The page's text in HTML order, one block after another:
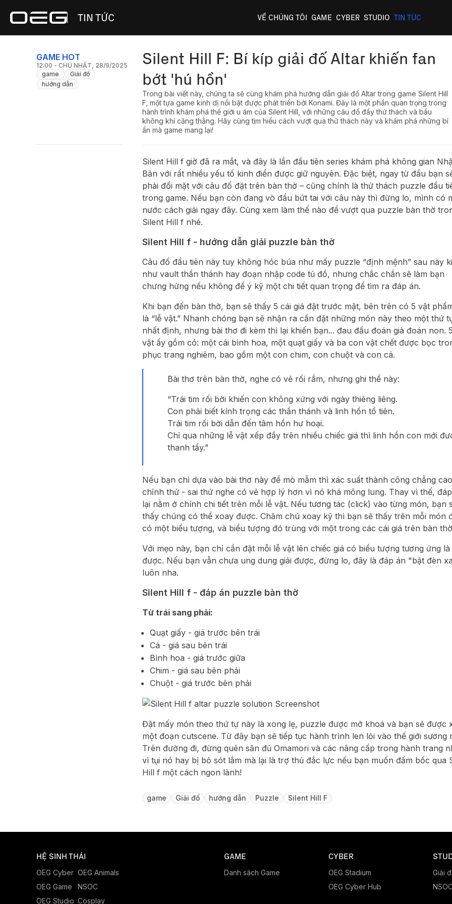
TIN TỨC VỀ CHÚNG TÔI GAME CYBER STUDIO TIN TỨC
GAME HOT
12:00 - CHỦ NHẬT, 28/9/2025
game
Giải đố
hướng dẫn
Silent Hill F: Bí kíp giải đố Altar khiến fan
bớt 'hú hồn'
Trong bài viết này, chúng ta sẽ cùng khám phá hướng dẫn giải đố Altar trong game Silent Hill
F, một tựa game kinh dị nổi bật được phát triển bởi Konami. Đây là một phần quan trọng trong
hành trình khám phá thế giới u ám của Silent Hill, với những câu đố đầy thử thách và bầu
không khí căng thẳng. Hãy cùng tìm hiểu cách vượt qua thử thách này và khám phá những bí
ẩn mà game mang lại!
Silent Hill f giờ đã ra mắt, và đây là lần đầu tiên series khám phá không gian
Bản với rất nhiều yếu tố kinh điển được giữ nguyên. Đặc biệt, ngay từ đầu bạn
phải đối mặt với câu đố đặt trên bàn thờ – cũng chính là thử thách puzzle đầu
trong game. Nếu bạn còn đang vò đầu bứt tai với câu này thì đừng lo, mình có
nước cách giải ngay đây. Cùng xem làm thế nào để vượt qua puzzle bàn thờ
Silent Hill f nhé.
Silent Hill f - hướng dẫn giải puzzle bàn thờ
Câu đố đầu tiên này tuy không hóc búa như mấy puzzle “định mệnh” sau này
như vault thần thánh hay đoạn nhập code tủ đồ, nhưng chắc chắn sẽ làm bạn
chưng hửng nếu không để ý kỹ một chi tiết quan trọng để tìm ra đáp án.
Khi bạn đến bàn thờ, bạn sẽ thấy 5 cái giá đặt trước mặt, bên trên có 5 vật
là “lễ vật.” Nhanh chóng bạn sẽ nhận ra cần đặt những món này theo một thứ
nhất định, nhưng bài thơ đi kèm thì lại khiến bạn... đau đầu đoán già đoán non.
vật ấy gồm có: một cái bình hoa, một quạt giấy và ba con vật chết được bọc
phục trang nghiêm, bao gồm một con chim, con chuột và con cá.
Bài thơ trên bàn thờ, nghe có vẻ rối rắm, nhưng ghi thế này:
“Trái tim rối bời khiến con không xứng với ngày thiêng liêng.
Con phải biết kính trọng các thần thánh và linh hồn tổ tiên.
Trái tim rối bời dẫn đến tâm hồn hư hoại.
Chỉ qua những lễ vật xếp đầy trên nhiều chiếc giá thì linh hồn con mới
thanh tẩy.”
Nếu bạn chỉ dựa vào bài thơ này để mò mẫm thì xác suất thành công chẳng
chỉnh thử - sai thử nghe có vẻ hợp lý hơn vì nó khá mông lung. Thay vì thế,
lại nằm ở chính chi tiết trên mỗi lễ vật. Nếu tương tác (click) vào từng món, bạn
thấy chúng có thể xoay được. Chăm chú xoay kỹ thì bạn sẽ thấy trên mỗi món
có một biểu tượng, và biểu tượng đó trùng với một trong các cái giá trên bàn
Với mẹo này, bạn chỉ cần đặt mỗi lễ vật lên chiếc giá có biểu tượng tương ứng là
được. Nếu bạn vẫn chưa ung dung giải được, đừng lo, đây là đáp án "bật đèn
luôn nha.
Silent Hill f - đáp án puzzle bàn thờ
Từ trái sang phải:
Quạt giấy - giá trước bên trái
Cá - giá sau bên trái
Bình hoa - giá trước giữa
Chim - giá sau bên phải
Chuột - giá trước bên phải
Đặt mấy món theo thứ tự này là xong lẹ, puzzle được mở khoá và bạn sẽ được
một đoạn cutscene. Từ đây bạn sẽ tiếp tục hành trình len lỏi vào thế giới sương
Trên đường đi, đừng quên săn đủ Omamori và các nâng cấp trong hành trang
vì tụi nó hay bị bỏ sót lắm mà lại là trợ thủ đắc lực nếu bạn muốn đấm bốc qua
Hill f một cách ngon lành!
game Giải đố hướng dẫn Puzzle Silent Hill F
HỆ SINH THÁI
OEG Cyber
OEG Game
OEG Studio
OEG Animals
NSOC
Cosplay
GAME
Danh sách Game
CYBER
OEG Stadium
OEG Cyber Hub
Giải